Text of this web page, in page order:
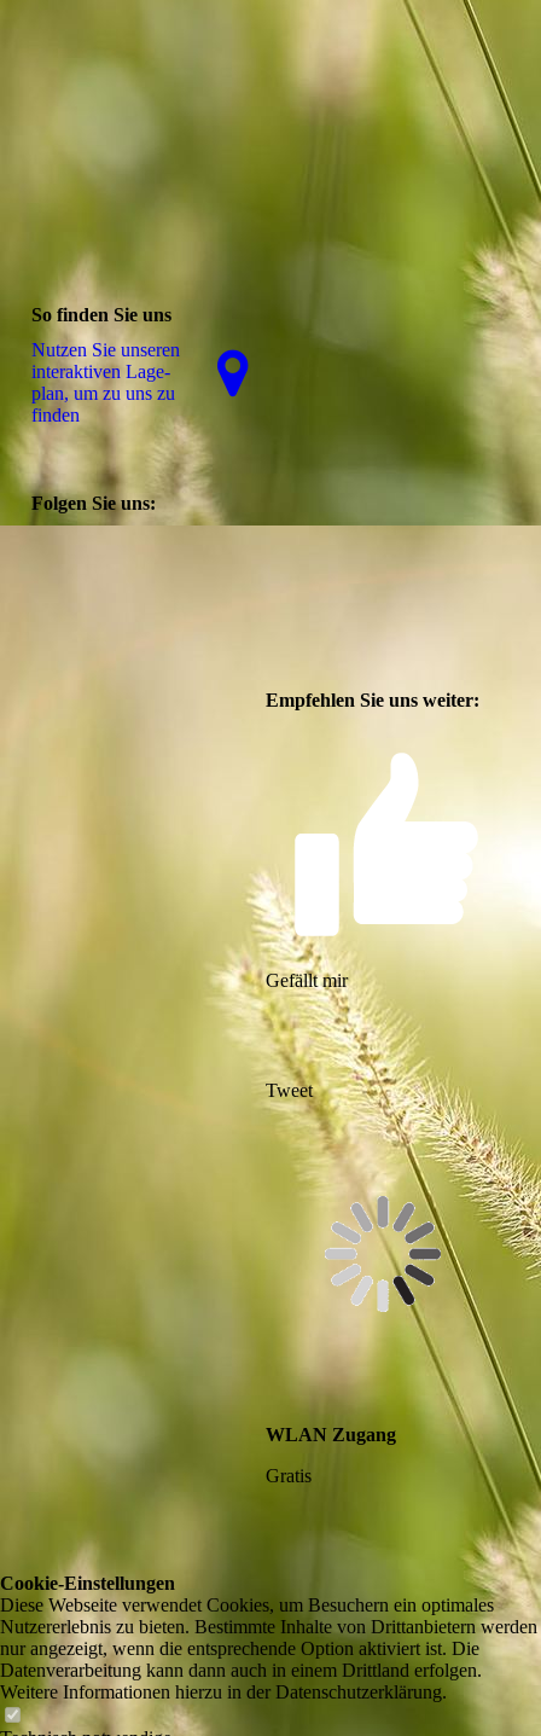
So finden Sie uns
Nutzen Sie unseren
interaktiven La­ge­
plan, um zu uns zu
finden
Folgen Sie uns:
Empfehlen Sie uns weiter:
Gefällt mir
Tweet
WLAN Zugang
Gratis
Cookie-Einstellungen
Diese Webseite verwendet Cookies, um Besuchern ein optimales
Nutzererlebnis zu bieten. Bestimmte Inhalte von Drittanbietern werden
nur angezeigt, wenn die entsprechende Option aktiviert ist. Die
Datenverarbeitung kann dann auch in einem Drittland erfolgen.
Weitere Informationen hierzu in der Datenschutzerklärung.